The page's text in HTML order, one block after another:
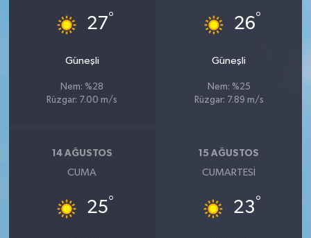
27°
Güneşli
Nem: %28
Rüzgar: 7.00 m/s
26°
Güneşli
Nem: %25
Rüzgar: 7.89 m/s
14 AĞUSTOS
CUMA
25°
15 AĞUSTOS
CUMARTESI
23°